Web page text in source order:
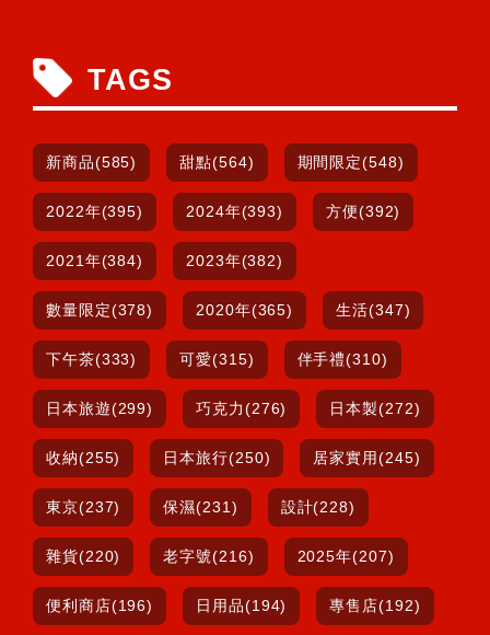
TAGS
新商品(585) 甜點(564) 期間限定(548)
2022年(395) 2024年(393) 方便(392)
2021年(384) 2023年(382)
數量限定(378) 2020年(365) 生活(347)
下午茶(333) 可愛(315) 伴手禮(310)
日本旅遊(299) 巧克力(276) 日本製(272)
收納(255) 日本旅行(250) 居家實用(245)
東京(237) 保濕(231) 設計(228)
雜貨(220) 老字號(216) 2025年(207)
便利商店(196) 日用品(194) 專售店(192)